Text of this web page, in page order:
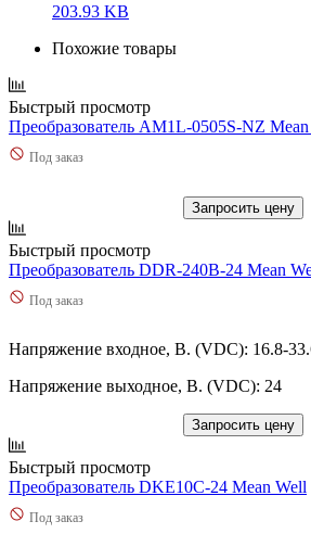
203.93 KB
Похожие товары
Быстрый просмотр
Преобразователь AM1L-0505S-NZ
Под заказ
Запросить цену
Быстрый просмотр
Преобразователь DDR-240B-24 Mean
Под заказ
Напряжение входное, В. (VDC): 16.8-
Напряжение выходное, В. (VDC): 24
Запросить цену
Быстрый просмотр
Преобразователь DKE10C-24 Mean Well
Под заказ